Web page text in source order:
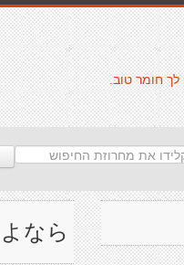
חומר טוב.
なら